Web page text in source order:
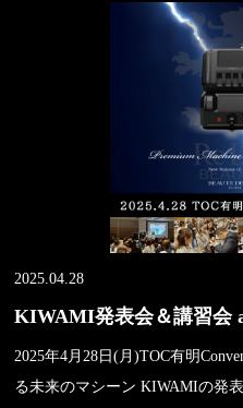
2025.04.28
KIWAMI発表会＆講習会
2025年4月28日(月)TOC有明
る未来のマシーン KIWAMIの発